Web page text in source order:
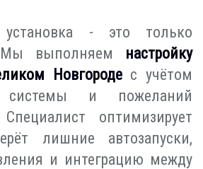
установка - это только
выполняем настройку
Новгородес учётом
системы и пожеланий
Специалист оптимизирует
лишние автозапуски,
и интеграцию между